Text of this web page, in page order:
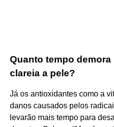
Quanto tempo demora
clareia a pele?
Já os antioxidantes como a
danos causados pelos
levarão mais tempo para